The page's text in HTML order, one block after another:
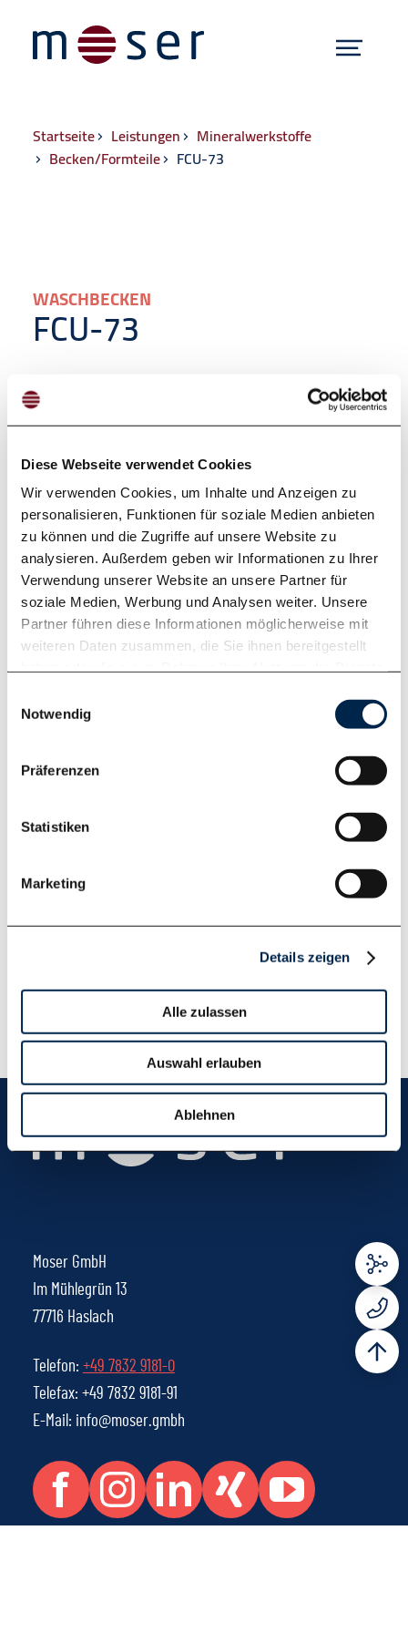
Diese Webseite verwendet Cookies
Wir verwenden Cookies, um Inhalte und Anzeigen zu
personalisieren, Funktionen für soziale Medien anbieten
zu können und die Zugriffe auf unsere Website zu
analysieren. Außerdem geben wir Informationen zu Ihrer
Verwendung unserer Website an unsere Partner für
soziale Medien, Werbung und Analysen weiter. Unsere
Partner führen diese Informationen möglicherweise mit
weiteren Daten zusammen, die Sie ihnen bereitgestellt
unsererDatenschutzerklärung
Notwendig
Präferenzen
Statistiken
Marketing
Details zeigen
Alle zulassen
Auswahl erlauben
Ablehnen
Zum Inhalt springen
Menü
Breadcrumb
Startseite Leistungen
Mineralwerkstoffe
Becken/Formteile
FCU-73
WASCHBECKEN
FCU-73
Produktinfo
ohne Ablaufventil und Ablaufgarnitur
mit Clou-System Lieferbar
Downloads
FCU-73.pdf
Moser GmbH
Im Mühlegrün 13
77716 Haslach
Telefon: +49 7832 9181-0
Telefax: +49 7832 9181-91
E-Mail: info@moser.gmbh